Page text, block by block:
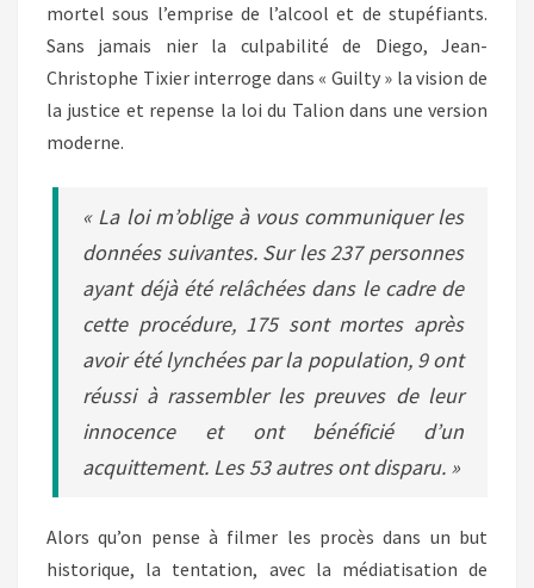
mortel sous l’emprise de l’alcool et de stupéfiants.
Sans jamais nier la culpabilité de Diego, Jean-
Christophe Tixier interroge dans « Guilty » la vision de
la justice et repense la loi du Talion dans une version
moderne.
« La loi m’oblige à vous communiquer les
données suivantes. Sur les 237 personnes
ayant déjà été relâchées dans le cadre de
cette procédure, 175 sont mortes après
avoir été lynchées par la population, 9 ont
réussi à rassembler les preuves de leur
innocence et ont bénéficié d’un
acquittement. Les 53 autres ont disparu. »
Alors qu’on pense à filmer les procès dans un but
historique, la tentation, avec la médiatisation de